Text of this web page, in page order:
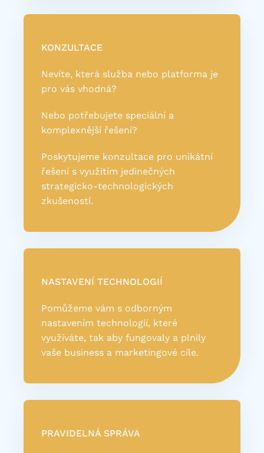
KONZULTACE
Nevíte, která služba nebo platforma je
pro vás vhodná?
Nebo potřebujete speciální a
komplexnější řešení?
Poskytujeme konzultace pro unikátní
řešení s využitím jedinečných
strategicko-technologických
zkušeností.
NASTAVENÍ TECHNOLOGIÍ
Pomůžeme vám s odborným
nastavením technologií, které
využíváte, tak aby fungovaly a plnily
vaše business a marketingové cíle.
PRAVIDELNÁ SPRÁVA